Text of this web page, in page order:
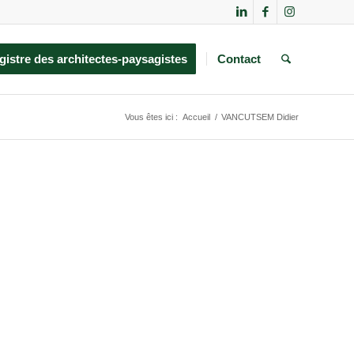
des architectes-paysagistes Contact
Vous êtes ici : Accueil / VANCUTSEM Didier